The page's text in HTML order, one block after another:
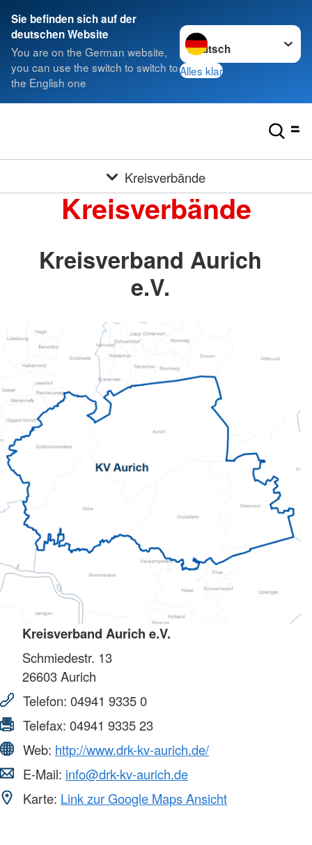
Sie befinden sich auf der
deutschen Website
You are on the German website,
you can use the switch to switch to
the English one
Sprache wechseln zu
Alles klar
Kreisverbände
Kreisverbände
Kreisverband Aurich
e.V.
Kreisverband Aurich e.V.
Schmiedestr. 13
26603Aurich
Telefon: 04941 9335 0
Telefax: 04941 9335 23
Web: http://www.drk-kv-aurich.de/
E-Mail: info@drk-kv-aurich.de
Karte: Link zur Google Maps Ansicht